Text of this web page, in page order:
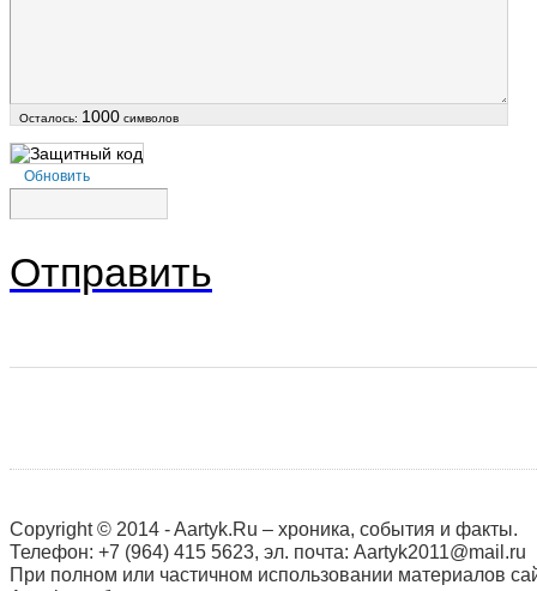
Осталось: 1000 символов
Обновить
Отправить
Copyright © 2014 - Aartyk.Ru – хроника, события и факты.
Телефон: +7 (964) 415 5623, эл. почта: Aartyk2011@mail.ru
При полном или частичном использовании материалов